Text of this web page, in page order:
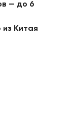
— до 6
Китая